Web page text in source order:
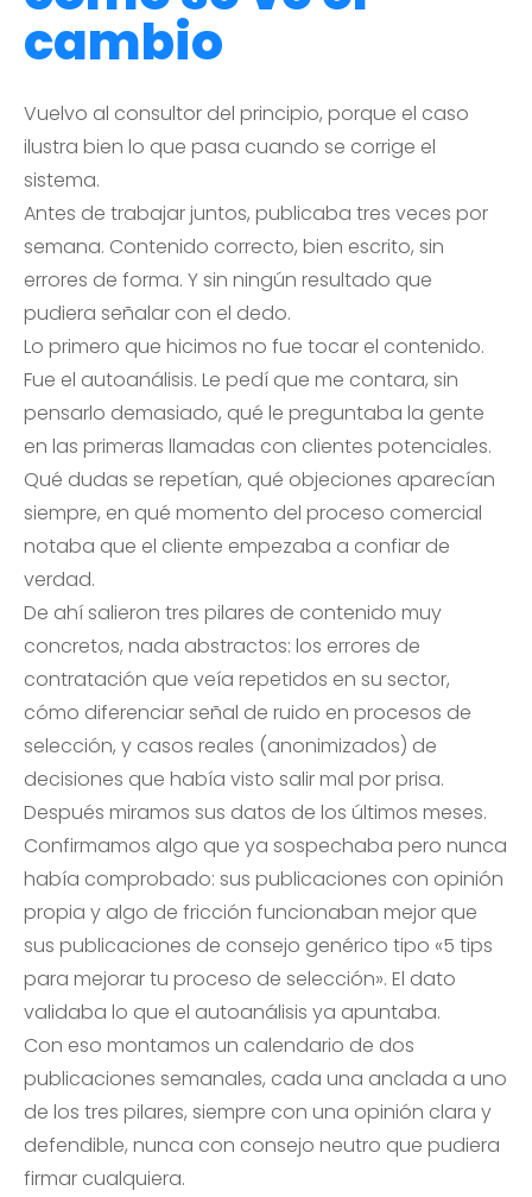
cambio
Vuelvo al consultor del principio, porque el caso
ilustra bien lo que pasa cuando se corrige el
sistema.
Antes de trabajar juntos, publicaba tres veces por
semana. Contenido correcto, bien escrito, sin
errores de forma. Y sin ningún resultado que
pudiera señalar con el dedo.
Lo primero que hicimos no fue tocar el contenido.
Fue el autoanálisis. Le pedí que me contara, sin
pensarlo demasiado, qué le preguntaba la gente
en las primeras llamadas con clientes potenciales.
Qué dudas se repetían, qué objeciones aparecían
siempre, en qué momento del proceso comercial
notaba que el cliente empezaba a confiar de
verdad.
De ahí salieron tres pilares de contenido muy
concretos, nada abstractos: los errores de
contratación que veía repetidos en su sector,
cómo diferenciar señal de ruido en procesos de
selección, y casos reales (anonimizados) de
decisiones que había visto salir mal por prisa.
Después miramos sus datos de los últimos meses.
Confirmamos algo que ya sospechaba pero nunca
había comprobado: sus publicaciones con opinión
propia y algo de fricción funcionaban mejor que
sus publicaciones de consejo genérico tipo «5 tips
para mejorar tu proceso de selección». El dato
validaba lo que el autoanálisis ya apuntaba.
Con eso montamos un calendario de dos
publicaciones semanales, cada una anclada a uno
de los tres pilares, siempre con una opinión clara y
defendible, nunca con consejo neutro que pudiera
firmar cualquiera.